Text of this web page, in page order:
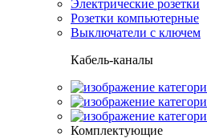
Электрические розетки
Розетки компьютерные
Выключатели с ключем
Кабель-каналы
Комплектующие